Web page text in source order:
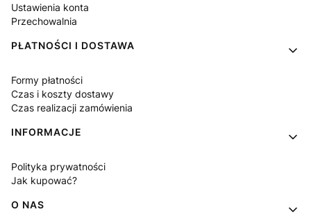
Ustawienia konta
Przechowalnia
PŁATNOŚCI I DOSTAWA
Formy płatności
Czas i koszty dostawy
Czas realizacji zamówienia
INFORMACJE
Polityka prywatności
Jak kupować?
O NAS